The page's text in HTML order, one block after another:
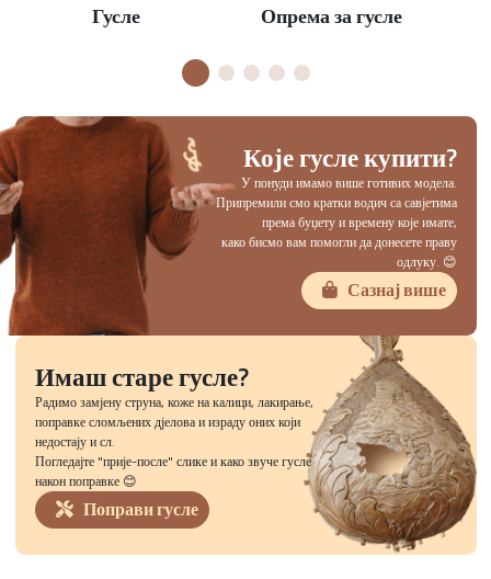
Гусле Опрема за гусле
Које гусле купити?
У понуди имамо више готивих модела.
Припремили смо кратки водич са савјетима
према буџету и времену које имате,
како бисмо вам помогли да донесете праву
одлуку. 😊
Сазнај више
Имаш старе гусле?
Радимо замјену струна, коже на калици, лакирање,
поправке сломљених дјелова и израду оних који
недостају и сл.
Погледајте "прије-после" слике и како звуче гусле
након поправке 😊
Поправи гусле